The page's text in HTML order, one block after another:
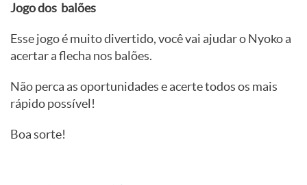
Jogo dos balões
Esse jogo é muito divertido, você vai ajudar o Nyoko a
acertar a flecha nos balões.
Não perca as oportunidades e acerte todos os mais
rápido possível!
Boa sorte!